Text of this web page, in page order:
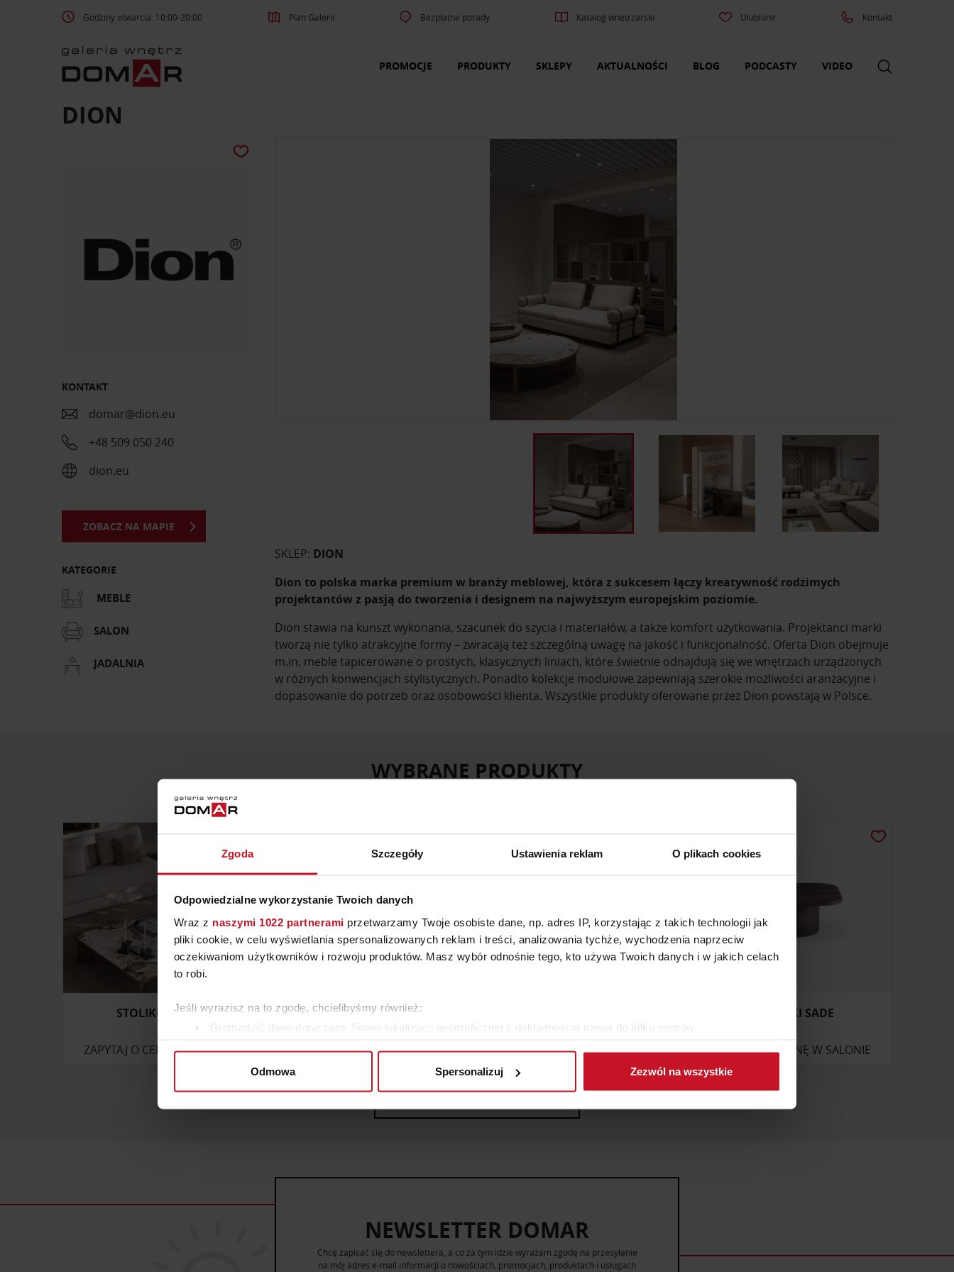
Zgoda Szczegóły Ustawienia reklam O plikach cookies
Odpowiedzialne wykorzystanie Twoich danych
Wraz z naszymi 1022 partnerami przetwarzamy Twoje osobiste dane, np. adres IP, korzystając z takich technologii jak
pliki cookie, w celu wyświetlania spersonalizowanych reklam i treści, analizowania tychże, wychodzenia naprzeciw
oczekiwaniom użytkowników i rozwoju produktów. Masz wybór odnośnie tego, kto używa Twoich danych i w jakich celach
to robi.
Jeśli wyrazisz na to zgodę, chcielibyśmy również:
Gromadzić dane dotyczące Twojej lokalizacji geograficznej z dokładnością nawet do kilku metrów
Dowiedz się więcej odnośnie tego, jak Twoje osobiste dane są przetwarzane oraz ustaw własne preferencje w
Odmowa Spersonalizuj Zezwól na wszystkie
Godziny otwarcia: 10:00-20:00 Plan Galerii Bezpłatne porady Katalog wnętrzarski Ulubione Kontakt
PROMOCJE PRODUKTY SKLEPY AKTUALNOŚCI BLOG PODCASTY VIDEO
DION
KONTAKT
domar@dion.eu
+48 509 050 240
dion.eu
ZOBACZ NA MAPIE
KATEGORIE
MEBLE
SALON
JADALNIA
SKLEP: DION
Dion to polska marka premium w branży meblowej, która z sukcesem łączy kreatywność rodzimych
projektantów z pasją do tworzenia i designem na najwyższym europejskim poziomie.
Dion stawia na kunszt wykonania, szacunek do szycia i materiałów, a także komfort użytkowania. Projektanci marki
tworzą nie tylko atrakcyjne formy – zwracają też szczególną uwagę na jakość i funkcjonalność. Oferta Dion obejmuje
m.in. meble tapicerowane o prostych, klasycznych liniach, które świetnie odnajdują się we wnętrzach urządzonych
w różnych konwencjach stylistycznych. Ponadto kolekcje modułowe zapewniają szerokie możliwości aranżacyjne i
dopasowanie do potrzeb oraz osobowości klienta. Wszystkie produkty oferowane przez Dion powstają w Polsce.
WYBRANE PRODUKTY
STOLIKI TOSCA
ZAPYTAJ O CENĘ W SALONIE
KRZESŁO FARO
ZAPYTAJ O CENĘ W SALONIE ZAPYTAJ O CENĘ W SALONIE
STOLIKI SADE
ZAPYTAJ O CENĘ W SALONIE
NEWSLETTER DOMAR
Chcę zapisać się do newslettera, a co za tym idzie wyrażam zgodę na przesyłanie
na mój adres e-mail informacji o nowościach, promocjach, produktach i usługach